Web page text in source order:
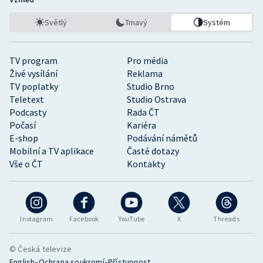
Instagram Facebook YouTube X Threads
TV program
Pro média
Živé vysílání
Reklama
TV poplatky
Studio Brno
Teletext
Studio Ostrava
Podcasty
Rada ČT
Počasí
Kariéra
E-shop
Podávání námětů
Mobilní a TV aplikace
Časté dotazy
Vše o ČT
Kontakty
Světlý Tmavý Systém
© Česká televize